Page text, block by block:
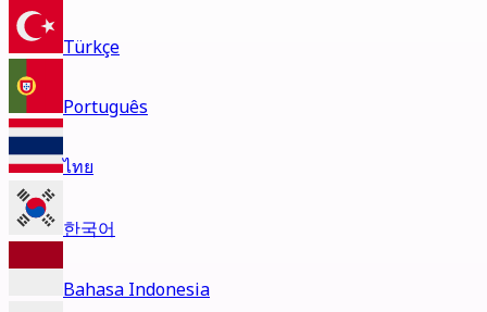
Türkçe
Português
ไทย
한국어
Bahasa Indonesia